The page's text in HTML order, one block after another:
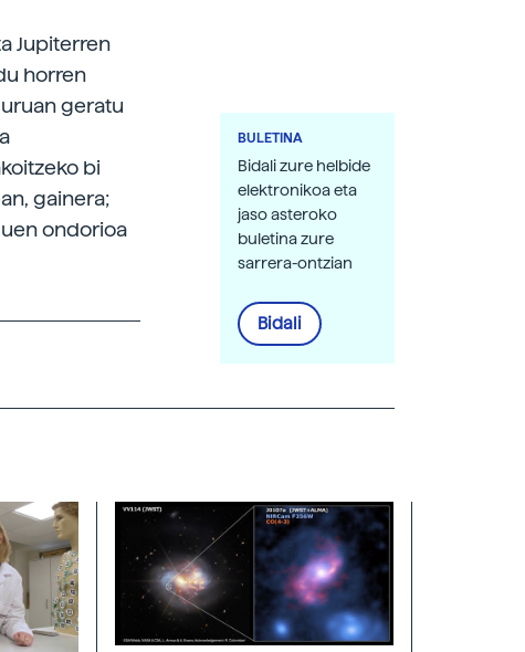
Jupiterren
horren
geratu
bi
gainera;
ondorioa
BULETINA
Bidali zure helbide
elektronikoa eta
jaso asteroko
buletina zure
sarrera-ontzian
Bidali